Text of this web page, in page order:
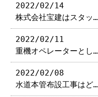
2022/02/14
株式会社宝建はスタッ…
2022/02/11
重機オペレーターとし…
2022/02/08
水道本管布設工事はど…